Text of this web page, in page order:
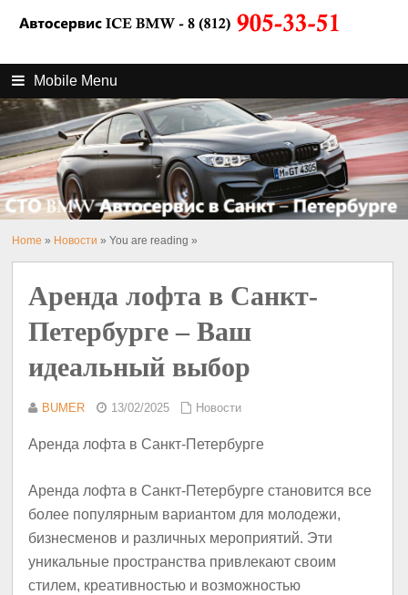
Mobile Menu
Home » Новости » You are reading »
Аренда лофта в Санкт-
Петербурге – Ваш
идеальный выбор
BUMER 13/02/2025 Новости
Аренда лофта в Санкт-Петербурге
Аренда лофта в Санкт-Петербурге становится все
более популярным вариантом для молодежи,
бизнесменов и различных мероприятий. Эти
уникальные пространства привлекают своим
стилем, креативностью и возможностью